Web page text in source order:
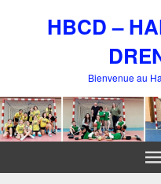
HBCD –
Bienvenue au